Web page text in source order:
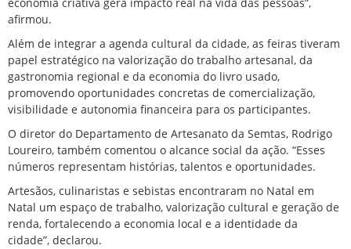
afirmou.
Além de integrar a agenda cultural da cidade, as feiras tiveram
papel estratégico na valorização do trabalho artesanal, da
gastronomia regional e da economia do livro usado,
promovendo oportunidades concretas de comercialização,
visibilidade e autonomia financeira para os participantes.
O diretor do Departamento de Artesanato da Semtas, Rodrigo
Loureiro, também comentou o alcance social da ação. “Esses
números representam histórias, talentos e oportunidades.
Artesãos, culinaristas e sebistas encontraram no Natal em
Natal um espaço de trabalho, valorização cultural e geração de
renda, fortalecendo a economia local e a identidade da
cidade”, declarou.